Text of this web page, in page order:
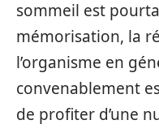
sommeil est
mémorisation, la
l’organisme en
convenablement
de profiter d’une